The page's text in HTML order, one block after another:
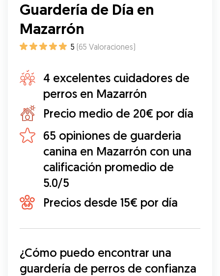
Guardería de Día en
Mazarrón
5 (65 Valoraciones)
4 excelentes cuidadores de
perros en Mazarrón
Precio medio de 20€ por día
65 opiniones de guarderia
canina en Mazarrón con una
calificación promedio de
5.0/5
Precios desde 15€ por día
¿Cómo puedo encontrar una
guardería de perros de confianza